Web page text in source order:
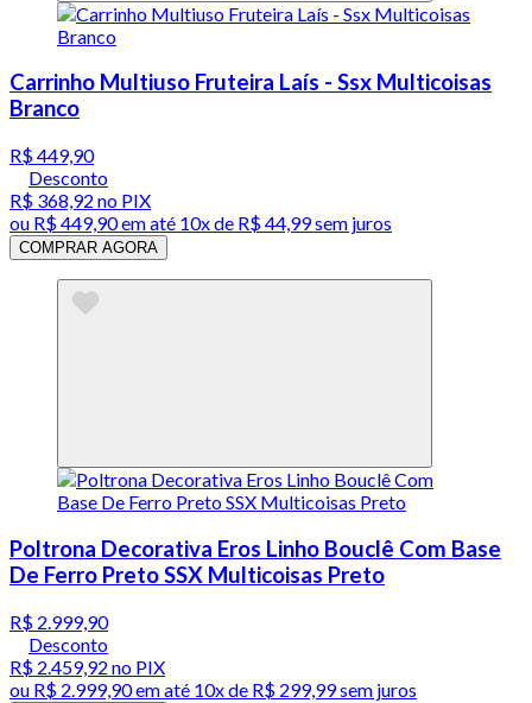
Carrinho Multiuso Fruteira Laís - Ssx Multicoisas
Branco
R$ 449,90
Desconto
R$ 368,92 no PIX
ou R$ 449,90em até 10x de R$ 44,99 sem juros
COMPRAR AGORA
Poltrona Decorativa Eros Linho Bouclê Com Base
De Ferro Preto SSX Multicoisas Preto
R$ 2.999,90
Desconto
R$ 2.459,92 no PIX
ou R$ 2.999,90em até 10x de R$ 299,99 sem juros